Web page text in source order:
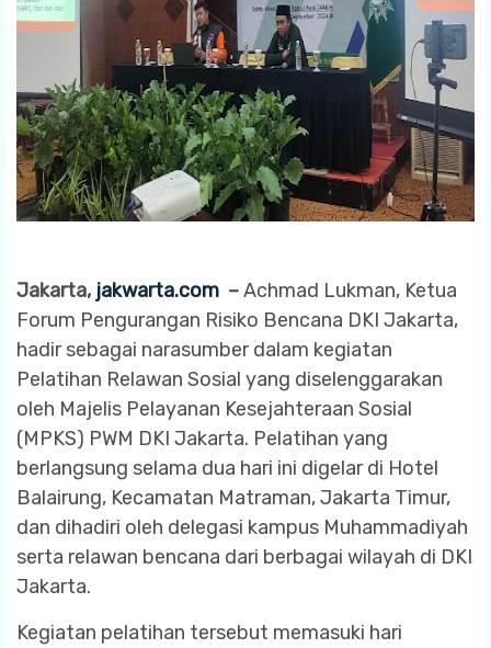
Jakarta, jakwarta.com –Achmad Lukman, Ketua
Forum Pengurangan Risiko Bencana DKI Jakarta,
hadir sebagai narasumber dalam kegiatan
Pelatihan Relawan Sosial yang diselenggarakan
oleh Majelis Pelayanan Kesejahteraan Sosial
(MPKS) PWM DKI Jakarta. Pelatihan yang
berlangsung selama dua hari ini digelar di Hotel
Balairung, Kecamatan Matraman, Jakarta Timur,
dan dihadiri oleh delegasi kampus Muhammadiyah
serta relawan bencana dari berbagai wilayah di DKI
Jakarta.
Kegiatan pelatihan tersebut memasuki hari